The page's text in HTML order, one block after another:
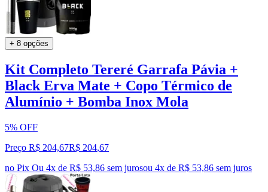
+ 8 opções
Kit Completo Tereré Garrafa Pávia +
Black Erva Mate + Copo Térmico de
Alumínio + Bomba Inox Mola
5% OFF
Preço R$ 204,67R$ 204,67
no Pix Ou 4x de R$ 53,86 sem jurosou 4x de R$ 53,86 sem juros